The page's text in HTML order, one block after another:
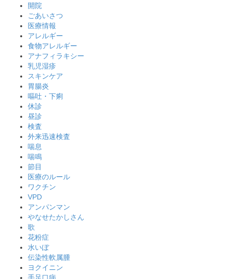
開院
ごあいさつ
医療情報
アレルギー
食物アレルギー
アナフィラキシー
乳児湿疹
スキンケア
胃腸炎
嘔吐・下痢
休診
昼診
検査
外来迅速検査
喘息
喘鳴
節目
医療のルール
ワクチン
VPD
アンパンマン
やなせたかしさん
歌
花粉症
水いぼ
伝染性軟属腫
ヨクイニン
手足口病